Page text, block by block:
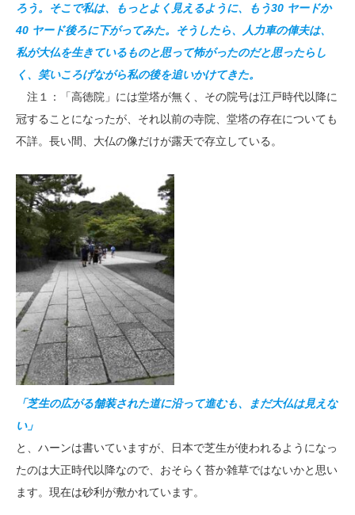
ろう。そこで私は、もっとよく見えるように、もう30 ヤードか
40 ヤード後ろに下がってみた。そうしたら、人力車の俥夫は、
私が大仏を生きているものと思って怖がったのだと思ったらし
く、笑いころげながら私の後を追いかけてきた。
注１：「高徳院」には堂塔が無く、その院号は江戸時代以降に
冠することになったが、それ以前の寺院、堂塔の存在についても
不詳。長い間、大仏の像だけが露天で存立している。
「芝生の広がる舗装された道に沿って進むも、まだ大仏は見えな
い」
と、ハーンは書いていますが、日本で芝生が使われるようになっ
たのは大正時代以降なので、おそらく苔か雑草ではないかと思い
ます。現在は砂利が敷かれています。